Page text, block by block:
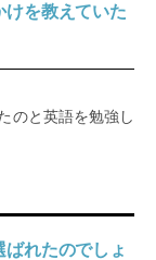
けを教えていた
のと英語を勉強し
れたのでしょ